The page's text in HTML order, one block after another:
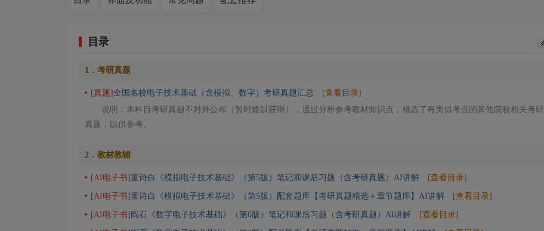
目录
1．考研真题
[真题]全国名校电子技术基础（含模拟、数字）考研真题汇总
[查看目录]
说明：本科目考研真题不对外公布（暂时难以获得），通过分析参考教材知识点，精选了有类似考点的其他院校相关考研
真题，以供参考。
2．教材教辅
[AI电子书]童诗白《模拟电子技术基础》（第5版）笔记和课后习题（含考研真题）AI讲解 [查看目录]
[AI电子书]童诗白《模拟电子技术基础》（第5版）配套题库【考研真题精选＋章节题库】AI讲解 [查看目录]
[AI电子书] 阎石《数字电子技术基础》（第6版）笔记和课后习题（含考研真题）AI讲解 [查看目录]